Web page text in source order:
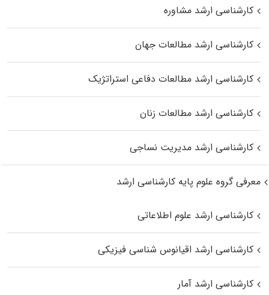
کارشناسی ارشد مشاوره
کارشناسی ارشد مطالعات جهان
کارشناسی ارشد مطالعات دفاعی استراتژیک
کارشناسی ارشد مطالعات زنان
کارشناسی ارشد مدیریت نساجی
معرفی گروه علوم پایه کارشناسی ارشد
کارشناسی ارشد علوم اطلاعاتی
کارشناسی ارشد اقیانوس‌ شناسی فیزیکی
کارشناسی ارشد آمار